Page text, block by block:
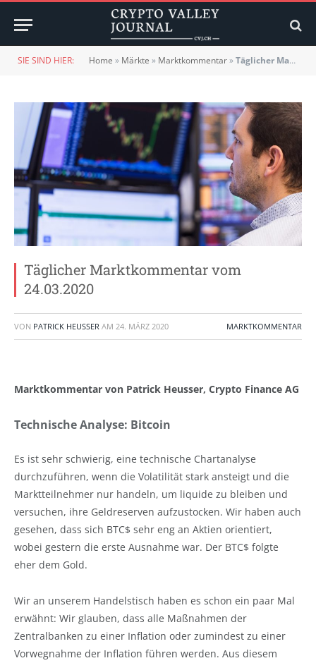
SIE SIND HIER: Home » Märkte » Marktkommentar»Täglicher Marktkommentar vom 24.03.2020
Täglicher Marktkommentar vom
24.03.2020
VON PATRICK HEUSSER AM 24. MÄRZ 2020 MARKTKOMMENTAR
Marktkommentar von Patrick Heusser, Crypto Finance AG
Technische Analyse: Bitcoin
Es ist sehr schwierig, eine technische Chartanalyse
durchzuführen, wenn die Volatilität stark ansteigt und die
Marktteilnehmer nur handeln, um liquide zu bleiben und
versuchen, ihre Geldreserven aufzustocken. Wir haben auch
gesehen, dass sich BTC$ sehr eng an Aktien orientiert,
wobei gestern die erste Ausnahme war. Der BTC$ folgte
eher dem Gold.
Wir an unserem Handelstisch haben es schon ein paar Mal
erwähnt: Wir glauben, dass alle Maßnahmen der
Zentralbanken zu einer Inflation oder zumindest zu einer
Vorwegnahme der Inflation führen werden. Aus diesem